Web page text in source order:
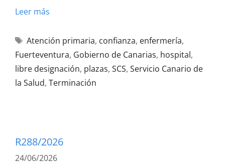
Leer más
Atención primaria, confianza, enfermería,
Fuerteventura, Gobierno de Canarias, hospital,
libre designación, plazas, SCS, Servicio Canario de
la Salud, Terminación
R288/2026
24/06/2026